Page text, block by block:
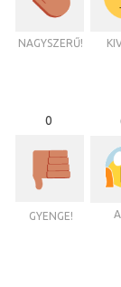
NAGYSZERŰ!
0
GYENGE!